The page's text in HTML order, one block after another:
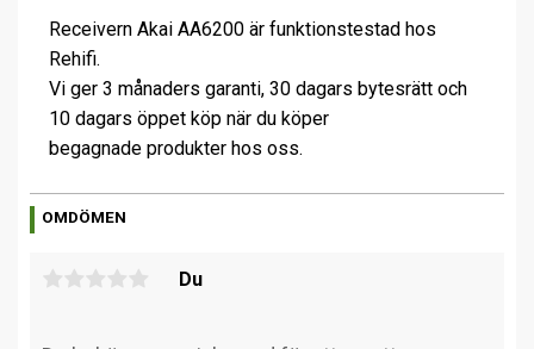
Receivern Akai AA6200 är funktionstestad hos
Rehifi.
Vi ger 3 månaders garanti, 30 dagars bytesrätt och
10 dagars öppet köp när du köper
begagnade produkter hos oss.
OMDÖMEN
Du